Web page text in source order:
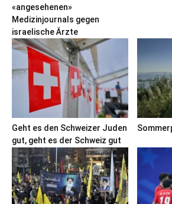
«angesehenen»
Medizinjournals gegen
israelische Ärzte
Geht es den Schweizer Juden
gut, geht es der Schweiz gut